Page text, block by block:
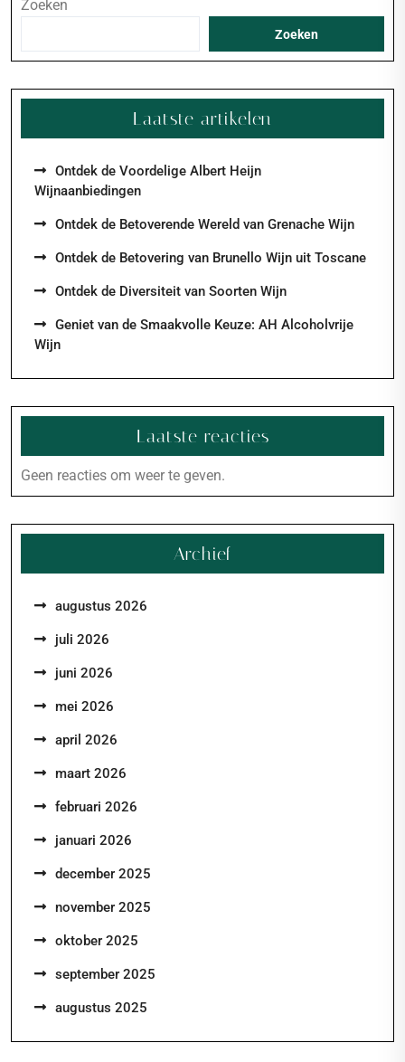
Zoeken
Zoeken
Laatste artikelen
Ontdek de Voordelige Albert Heijn
Wijnaanbiedingen
Ontdek de Betoverende Wereld van Grenache Wijn
Ontdek de Betovering van Brunello Wijn uit Toscane
Ontdek de Diversiteit van Soorten Wijn
Geniet van de Smaakvolle Keuze: AH Alcoholvrije
Wijn
Laatste reacties
Geen reacties om weer te geven.
Archief
augustus 2026
juli 2026
juni 2026
mei 2026
april 2026
maart 2026
februari 2026
januari 2026
december 2025
november 2025
oktober 2025
september 2025
augustus 2025